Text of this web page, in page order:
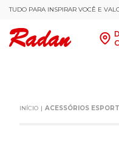
TUDO PARA INSPIRAR VOCÊ E
ACESSÓRIOS